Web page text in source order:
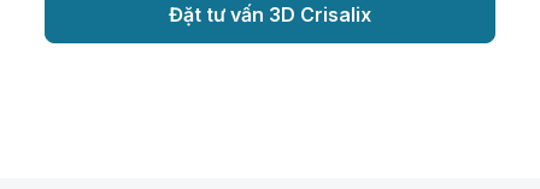
Đặt tư vấn 3D Crisalix